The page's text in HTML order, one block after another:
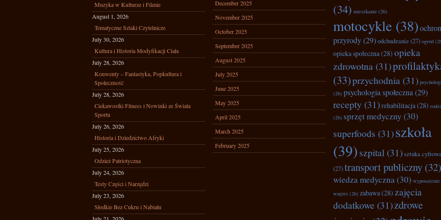
Muzyka w Kulturze i Filmie
August 1, 2026
Tematyczne Szlaki Czytelnicze
July 30, 2026
Kultura i Historia Modyfikacji Ciała
July 28, 2026
Konwenty – Fantastyka, Popkultura i
Społeczność
July 28, 2026
Ciekawostki Fitness i Nowinki ze Świata
Sportu
July 26, 2026
Historia i Dziedzictwo Afryki
July 25, 2026
Odzież Patriotyczna
July 24, 2026
Testy Części i Narzędzi
July 23, 2026
Słodkie Bez Cukru i Nabiału
December 2025
November 2025
October 2025
September 2025
August 2025
July 2025
June 2025
May 2025
April 2025
March 2025
February 2025
(34) mieszkanie (26)
motocykle (38)
przyrody(29)odchudzanie (27) ogród
opieka społeczna(28) opieka
zdrowotna (31)
(33)przychodnia (31)
(26) psychologia społeczna(29)
recepty (31)rehabilitacja(28)
(26) sprzęt medyczny (30)
superfoods (31)szkoła
(39)szpital (31)sztuka
(27)transport publiczny (32)
wiedza medyczna(30) wyposażenie
wnętrz (26) zabawa(28) zajęcia
dodatkowe (31)zdrowe